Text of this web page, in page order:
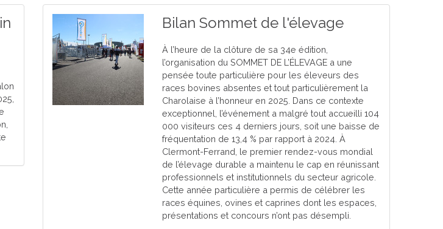
Bilan Sommet de l'élevage
À l’heure de la clôture de sa 34e édition,
l’organisation du SOMMET DE L’ÉLEVAGE a une
pensée toute particulière pour les éleveurs des
races bovines absentes et tout particulièrement la
Charolaise à l’honneur en 2025. Dans ce contexte
exceptionnel, l’événement a malgré tout accueilli 104
000 visiteurs ces 4 derniers jours, soit une baisse de
fréquentation de 13,4 % par rapport à 2024. À
Clermont-Ferrand, le premier rendez-vous mondial
de l’élevage durable a maintenu le cap en réunissant
professionnels et institutionnels du secteur agricole.
Cette année particulière a permis de célébrer les
races équines, ovines et caprines dont les espaces,
présentations et concours n’ont pas désempli.